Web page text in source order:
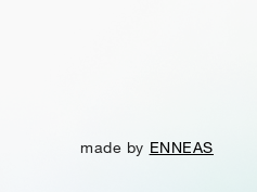
made by ENNEAS